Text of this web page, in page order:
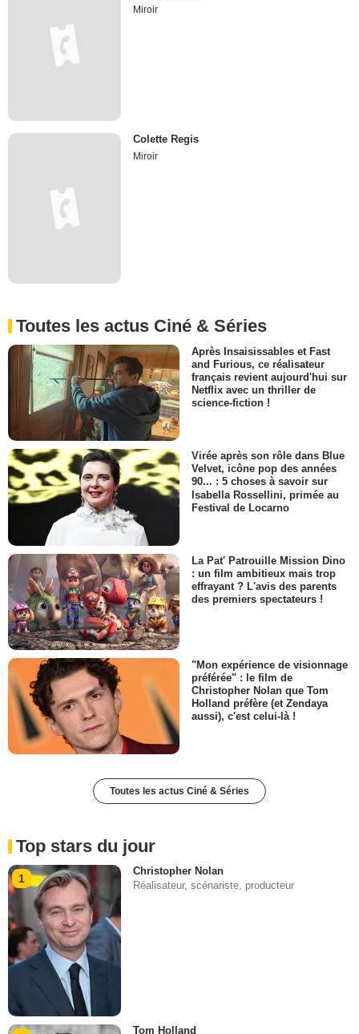
Miroir
Colette Regis
Miroir
Toutes les actus Ciné & Séries
Après Insaisissables et Fast
and Furious, ce réalisateur
français revient aujourd'hui sur
Netflix avec un thriller de
science-fiction !
Virée après son rôle dans Blue
Velvet, icône pop des années
90... : 5 choses à savoir sur
Isabella Rossellini, primée au
Festival de Locarno
La Pat' Patrouille Mission Dino
: un film ambitieux mais trop
effrayant ? L'avis des parents
des premiers spectateurs !
"Mon expérience de visionnage
préférée" : le film de
Christopher Nolan que Tom
Holland préfère (et Zendaya
aussi), c'est celui-là !
Toutes les actus Ciné & Séries
Top stars du jour
1
Christopher Nolan
Réalisateur, scénariste, producteur
Tom Holland